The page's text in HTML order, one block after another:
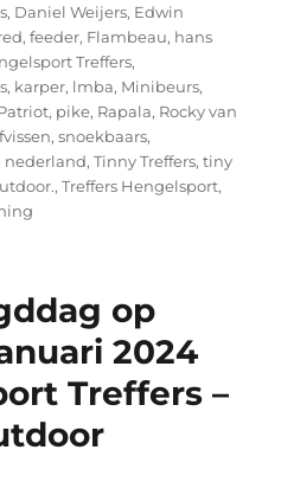
, Daniel Weijers, Edwin
,feeder, Flambeau, hans
Treffers,
, karper, lmba, Minibeurs,
, pike, Rapala, Rocky van
,snoekbaars,
nederland,Tinny Treffers,tiny
,Treffers Hengelsport,
op
2024
Treffers –